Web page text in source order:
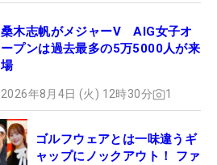
桑木志帆がメジャーV AIG女子オ
ープンは過去最多の5万5000人が来
場
2026年8月4日 (火) 12時30分 1
ゴルフウェアとは一味違うギ
ャップにノックアウト！ ファ